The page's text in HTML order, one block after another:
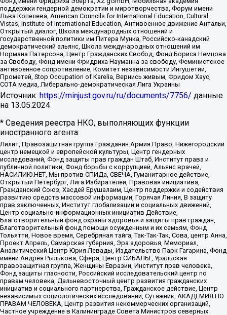
поддержки гендерной демократии и миротворчества, Форум имени
Льва Копелева, American Councils for International Education, Cultural
Vistas, Institute of International Education, Антивоенное движение Антальи,
Открытый диалог, Школа международных отношений и
государственной политики им Питера Мунка, Российско-канадский
демократический альянс, Школа международных отношений им
Нормана Патерсона, Центр Гражданских Свобод, Фонд Бориса Немцова
за Свободу, Фонд имени Фридриха Науманна за свободу, Феминистское
антивоенное сопротивление, Комитет независимости Ингушетии,
Прометей, Stop Occupation of Karelia, Вернись живым, Фридом Хаус,
СОТА медиа, Либерально-демократическая Лига Украины
Источник: https://minjust.gov.ru/ru/documents/7756/ данные
на 13.05.2024
* Сведения реестра НКО, выполняющих функции
иностранного агента:
Лилит, Правозащитная группа Гражданин.Армия.Право, Нижегородский
центр немецкой и европейской культуры, Центр гендерных
исследований, Фонд защиты прав граждан Штаб, Институт права и
публичной политики, Фонд борьбы с коррупцией, Альянс врачей,
НАСИЛИЮ.НЕТ, Мы против СПИДа, СВЕЧА, Гуманитарное действие,
Открытый Петербург, Лига Избирателей, Правовая инициатива,
Гражданский Союз, Хасдей Ерушалаим, Центр поддержки и содействия
развитию средств массовой информации, Горячая Линия, В защиту
прав заключенных, Институт глобализации и социальных движений,
Центр социально-информационных инициатив Действие,
Благотворительный фонд охраны здоровья и защиты прав граждан,
Благотворительный фонд помощи осужденным и их семьям, Фонд
Тольятти, Новое время, Серебряная тайга, Так-Так-Так, Сова, центр Анна,
Проект Апрель, Самарская губерния, Эра здоровья, Мемориал,
Аналитический Центр Юрия Левады, Издательство Парк Гагарина, Фонд
имени Андрея Рылькова, Сфера, Центр СИБАЛЬТ, Уральская
правозащитная группа, Женщины Евразии, Институт прав человека,
Фонд защиты гласности, Российский исследовательский центр по
правам человека, Дальневосточный центр развития гражданских
инициатив и социального партнерства, Гражданское действие, Центр
независимых социологических исследований, Сутяжник, АКАДЕМИЯ ПО
ПРАВАМ ЧЕЛОВЕКА, Центр развития некоммерческих организаций,
Частное учреждение в Калининграде Совета Министров северных